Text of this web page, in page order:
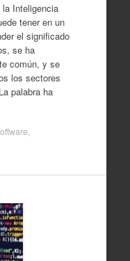
Inteligencia
tener en un
el significado
se ha
común, y se
los sectores
palabra ha